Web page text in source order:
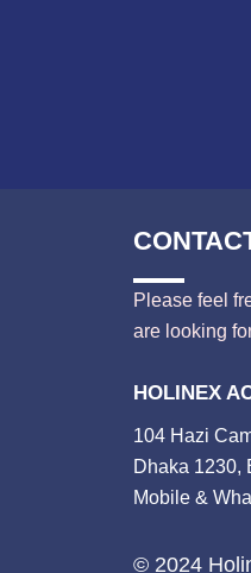
Please feel
are looking
HOLINEX
104 Hazi
Dhaka 1230,
Mobile &
© 2024